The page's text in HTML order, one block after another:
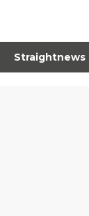
Straightnews